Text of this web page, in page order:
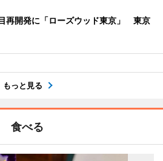
再開発に「ローズウッド東京」 東京
もっと見る
食べる